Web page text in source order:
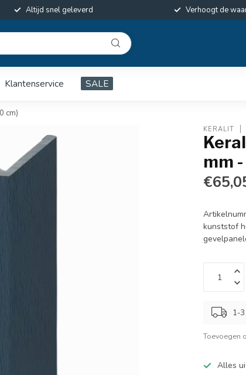
Altijd snel geleverd Verhoogt de
Klantenservice SALE
cm)
KERALIT
mm
kunststof
1-
Toevoegen
Alles